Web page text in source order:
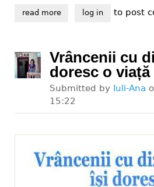
read moreabout vrem
log in to post
Vrâncenii cu
doresc o
Submitted by Iuli-Ana
15:22